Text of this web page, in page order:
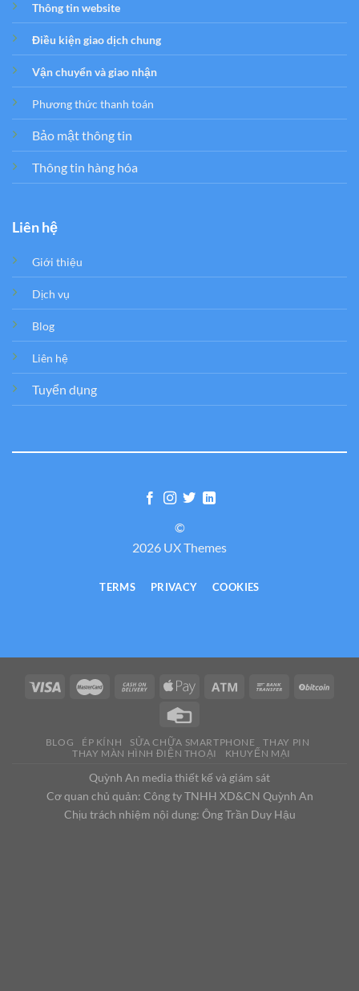
Thông tin website
Điều kiện giao dịch chung
Vận chuyển và giao nhận
Phương thức thanh toán
Bảo mật thông tin
Thông tin hàng hóa
Liên hệ
Giới thiệu
Dịch vụ
Blog
Liên hệ
Tuyển dụng
©
2026 UX Themes
TERMS PRIVACY COOKIES
BLOG ÉP KÍNH SỬA CHỮA SMARTPHONE
THAY PIN
THAY MÀN HÌNH ĐIỆN THOẠI
KHUYẾN MẠI
Quỳnh An media thiết kế và giám sát
Cơ quan chủ quản: Công ty TNHH XD&CN Quỳnh An
Chịu trách nhiệm nội dung: Ông Trần Duy Hậu